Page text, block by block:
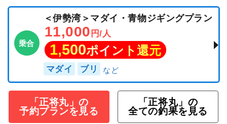
乗合
＜伊勢湾＞マダイ・青物ジギングプラン
11,000 円/人
1,500ポイント還元
マダイ ブリ
「正将丸」の
予約プランを見る
「正将丸」の
全ての釣果を見る